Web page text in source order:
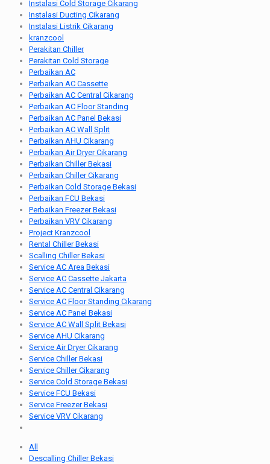
Instalasi Cold Storage Cikarang
Instalasi Ducting Cikarang
Instalasi Listrik Cikarang
kranzcool
Perakitan Chiller
Perakitan Cold Storage
Perbaikan AC
Perbaikan AC Cassette
Perbaikan AC Central Cikarang
Perbaikan AC Floor Standing
Perbaikan AC Panel Bekasi
Perbaikan AC Wall Split
Perbaikan AHU Cikarang
Perbaikan Air Dryer Cikarang
Perbaikan Chiller Bekasi
Perbaikan Chiller Cikarang
Perbaikan Cold Storage Bekasi
Perbaikan FCU Bekasi
Perbaikan Freezer Bekasi
Perbaikan VRV Cikarang
Project Kranzcool
Rental Chiller Bekasi
Scalling Chiller Bekasi
Service AC Area Bekasi
Service AC Cassette Jakarta
Service AC Central Cikarang
Service AC Floor Standing Cikarang
Service AC Panel Bekasi
Service AC Wall Split Bekasi
Service AHU Cikarang
Service Air Dryer Cikarang
Service Chiller Bekasi
Service Chiller Cikarang
Service Cold Storage Bekasi
Service FCU Bekasi
Service Freezer Bekasi
Service VRV Cikarang
All
Descalling Chiller Bekasi